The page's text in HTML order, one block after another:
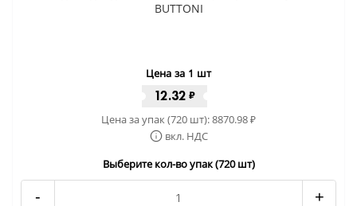
BUTTONI
Цена за 1 шт
12.32 ₽
Цена за упак (720 шт):8870.98₽
вкл. НДС
Выберите кол-во упак (720 шт)
- +